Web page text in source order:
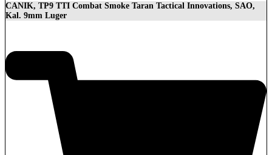
CANIK, TP9 TTI Combat Smoke Taran Tactical Innovations, SAO,
Kal. 9mm Luger